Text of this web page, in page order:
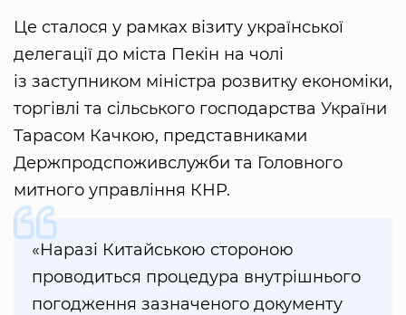
Це сталося у рамках візиту української
делегації до міста Пекін на чолі
із заступником міністра розвитку економіки,
торгівлі та сільського господарства України
Тарасом Качкою, представниками
Держпродспоживслужби та Головного
митного управління КНР.
«Наразі Китайською стороною
проводиться процедура внутрішнього
погодження зазначеного документу